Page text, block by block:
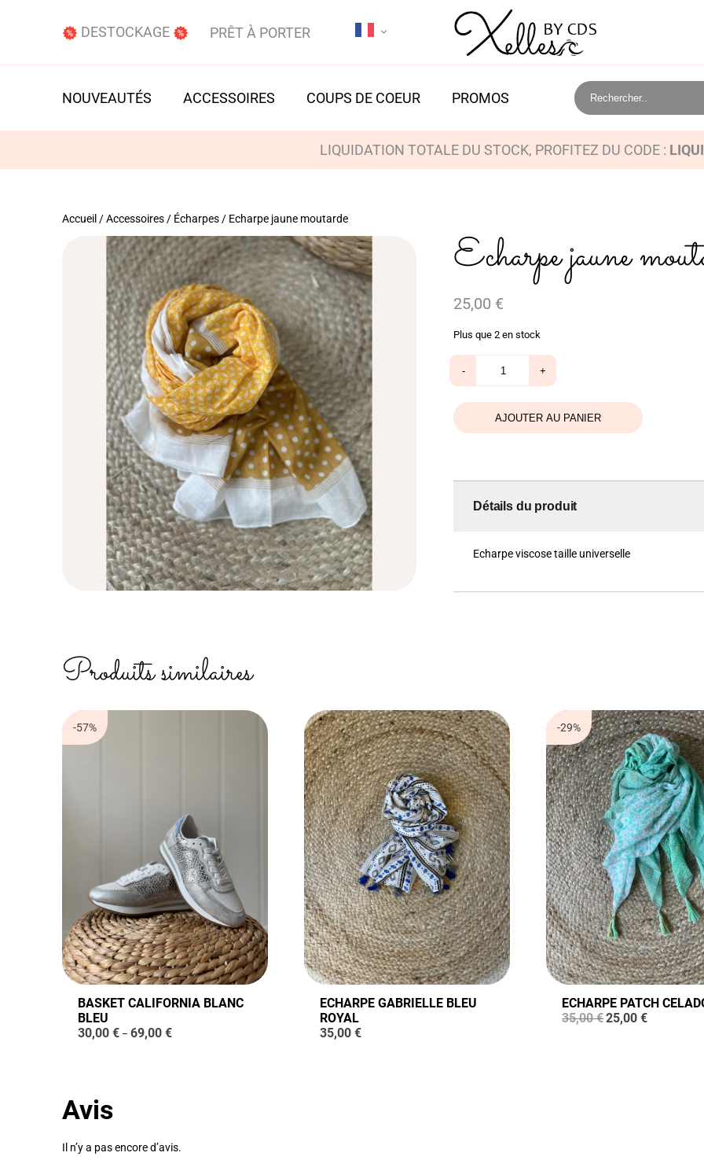
DESTOCKAGE PRÊT À PORTER
NOUVEAUTÉS ACCESSOIRES COUPS DE COEUR PROMOS
LIQUIDATION TOTALE DU STOCK, PROFITEZ DU CODE :
Accueil /Accessoires / Écharpes / Echarpe jaune moutarde
Echarpe jaune
25,00 €
Plus que 2 en stock
de
Echarpe
jaune
moutarde
- +
AJOUTER AU PANIER
Détails du produit
Echarpe viscose taille universelle
Produits similaires
-57%
BASKET CALIFORNIA BLANC
BLEU
30,00 € – 69,00 €
ECHARPE GABRIELLE BLEU
ROYAL
35,00€
-29%
ECHARPE PATCH
35,00€Le
25,00€Le
Avis
Il n’y a pas encore d’avis.